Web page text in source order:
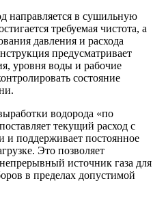
направляется в сушильную
требуемая чистота, а
давления и расхода
предусматривает
уровня воды и рабочие
состояние
водорода «по
текущий расход с
и поддерживает постоянное
Это позволяет
источник газа для
в пределах допустимой